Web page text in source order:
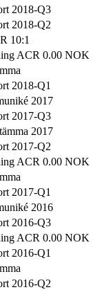
2018-Q3
2018-Q2
10:1
ACR 0.00 NOK
2018-Q1
2017
2017-Q3
2017
2017-Q2
ACR 0.00 NOK
2017-Q1
2016
2016-Q3
ACR 0.00 NOK
2016-Q1
2016-Q2